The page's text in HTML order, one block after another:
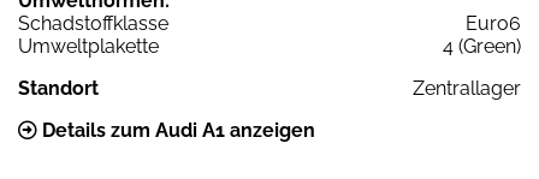
Schadstoffklasse
Euro6
Umweltplakette
4 (Green)
Standort
Zentrallager
Details zum Audi A1 anzeigen